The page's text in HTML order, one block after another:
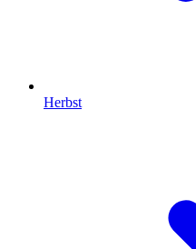
Herbst